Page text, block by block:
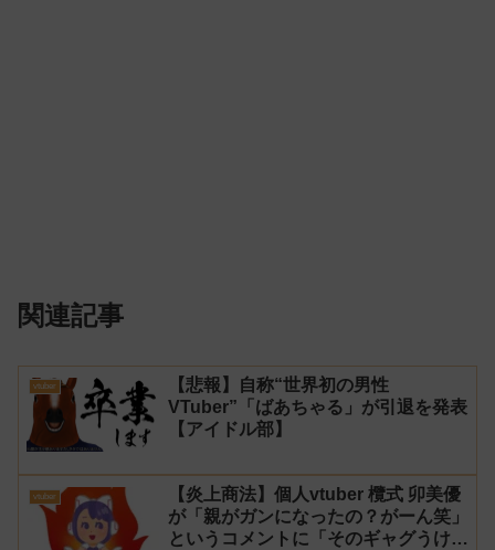
関連記事
vtuber
【悲報】自称“世界初の男性
VTuber”「ばあちゃる」が引退を発表
【アイドル部】
vtuber
【炎上商法】個人vtuber 欖式 卯美優
が「親がガンになったの？がーん笑」
というコメントに「そのギャグうけ